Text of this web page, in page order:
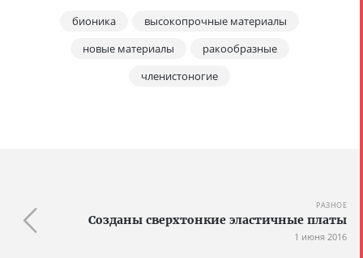
бионика
высокопрочные материалы
новые материалы
ракообразные
членистоногие
РАЗНОЕ
Созданы сверхтонкие эластичные платы
1 июня 2016